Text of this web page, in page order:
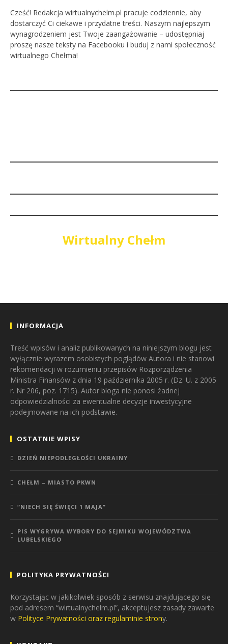
Cześć! Redakcja wirtualnychelm.pl pracuje codziennie, aby
dostarczyć Ci ciekawe i przydatne treści. Naszym najlepszym
wynagrodzeniem jest Twoje zaangażowanie – udostępniaj
proszę nasze teksty na Facebooku i buduj z nami społeczność
wirtualnego Chełma!
Wirtualny Chełm
INFORMACJA
Treść wpisów i analiz publikowanych na niniejszym blogu jest
wyłącznie wyrazem osobistych poglądów Autora i nie stanowi
rekomendacji w rozumieniu przepisów Rozporządzenia
Ministra Finansów z dnia 19 października 2005 r. (Dz. U. z 2005
r. Nr 206, poz. 1715). Autor bloga nie ponosi żadnej
odpowiedzialności za ewentualne decyzje inwestycyjne
podejmowane na ich podstawie.
OSTATNIE WPISY
DZIEŃ NIEPODLEGŁOŚCI UKRAINY
CHEŁM – MIASTO PKWN
“NIECH SIĘ ŚWIĘCI 1 MAJA”
PIS WYGRYWA WYBORY DO SEJMIKU WOJEWÓDZTWA
LUBELSKIEGO
POLITYKA PRYWATNOŚCI
Korzystając w jakikolwiek sposób z serwisu znajdującego się
pod adresem “wirtualnychelm.pl”, akceptujesz zasady zawarte
w Polityce Prywatności oraz regulaminie strony.